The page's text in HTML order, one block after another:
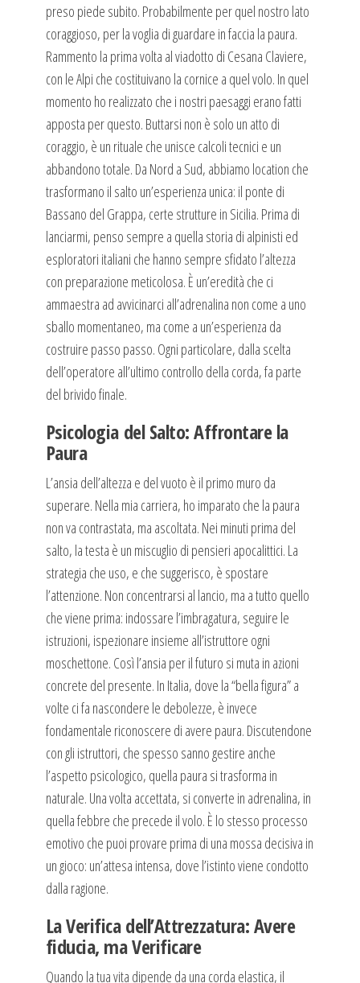
preso piede subito. Probabilmente per quel nostro lato
coraggioso, per la voglia di guardare in faccia la paura.
Rammento la prima volta al viadotto di Cesana Claviere,
con le Alpi che costituivano la cornice a quel volo. In quel
momento ho realizzato che i nostri paesaggi erano fatti
apposta per questo. Buttarsi non è solo un atto di
coraggio, è un rituale che unisce calcoli tecnici e un
abbandono totale. Da Nord a Sud, abbiamo location che
trasformano il salto un’esperienza unica: il ponte di
Bassano del Grappa, certe strutture in Sicilia. Prima di
lanciarmi, penso sempre a quella storia di alpinisti ed
esploratori italiani che hanno sempre sfidato l’altezza
con preparazione meticolosa. È un’eredità che ci
ammaestra ad avvicinarci all’adrenalina non come a uno
sballo momentaneo, ma come a un’esperienza da
costruire passo passo. Ogni particolare, dalla scelta
dell’operatore all’ultimo controllo della corda, fa parte
del brivido finale.
Psicologia del Salto: Affrontare la
Paura
L’ansia dell’altezza e del vuoto è il primo muro da
superare. Nella mia carriera, ho imparato che la paura
non va contrastata, ma ascoltata. Nei minuti prima del
salto, la testa è un miscuglio di pensieri apocalittici. La
strategia che uso, e che suggerisco, è spostare
l’attenzione. Non concentrarsi al lancio, ma a tutto quello
che viene prima: indossare l’imbragatura, seguire le
istruzioni, ispezionare insieme all’istruttore ogni
moschettone. Così l’ansia per il futuro si muta in azioni
concrete del presente. In Italia, dove la “bella figura” a
volte ci fa nascondere le debolezze, è invece
fondamentale riconoscere di avere paura. Discutendone
con gli istruttori, che spesso sanno gestire anche
l’aspetto psicologico, quella paura si trasforma in
naturale. Una volta accettata, si converte in adrenalina, in
quella febbre che precede il volo. È lo stesso processo
emotivo che puoi provare prima di una mossa decisiva in
un gioco: un’attesa intensa, dove l’istinto viene condotto
dalla ragione.
La Verifica dell’Attrezzatura: Avere
fiducia, ma Verificare
Quando la tua vita dipende da una corda elastica, il